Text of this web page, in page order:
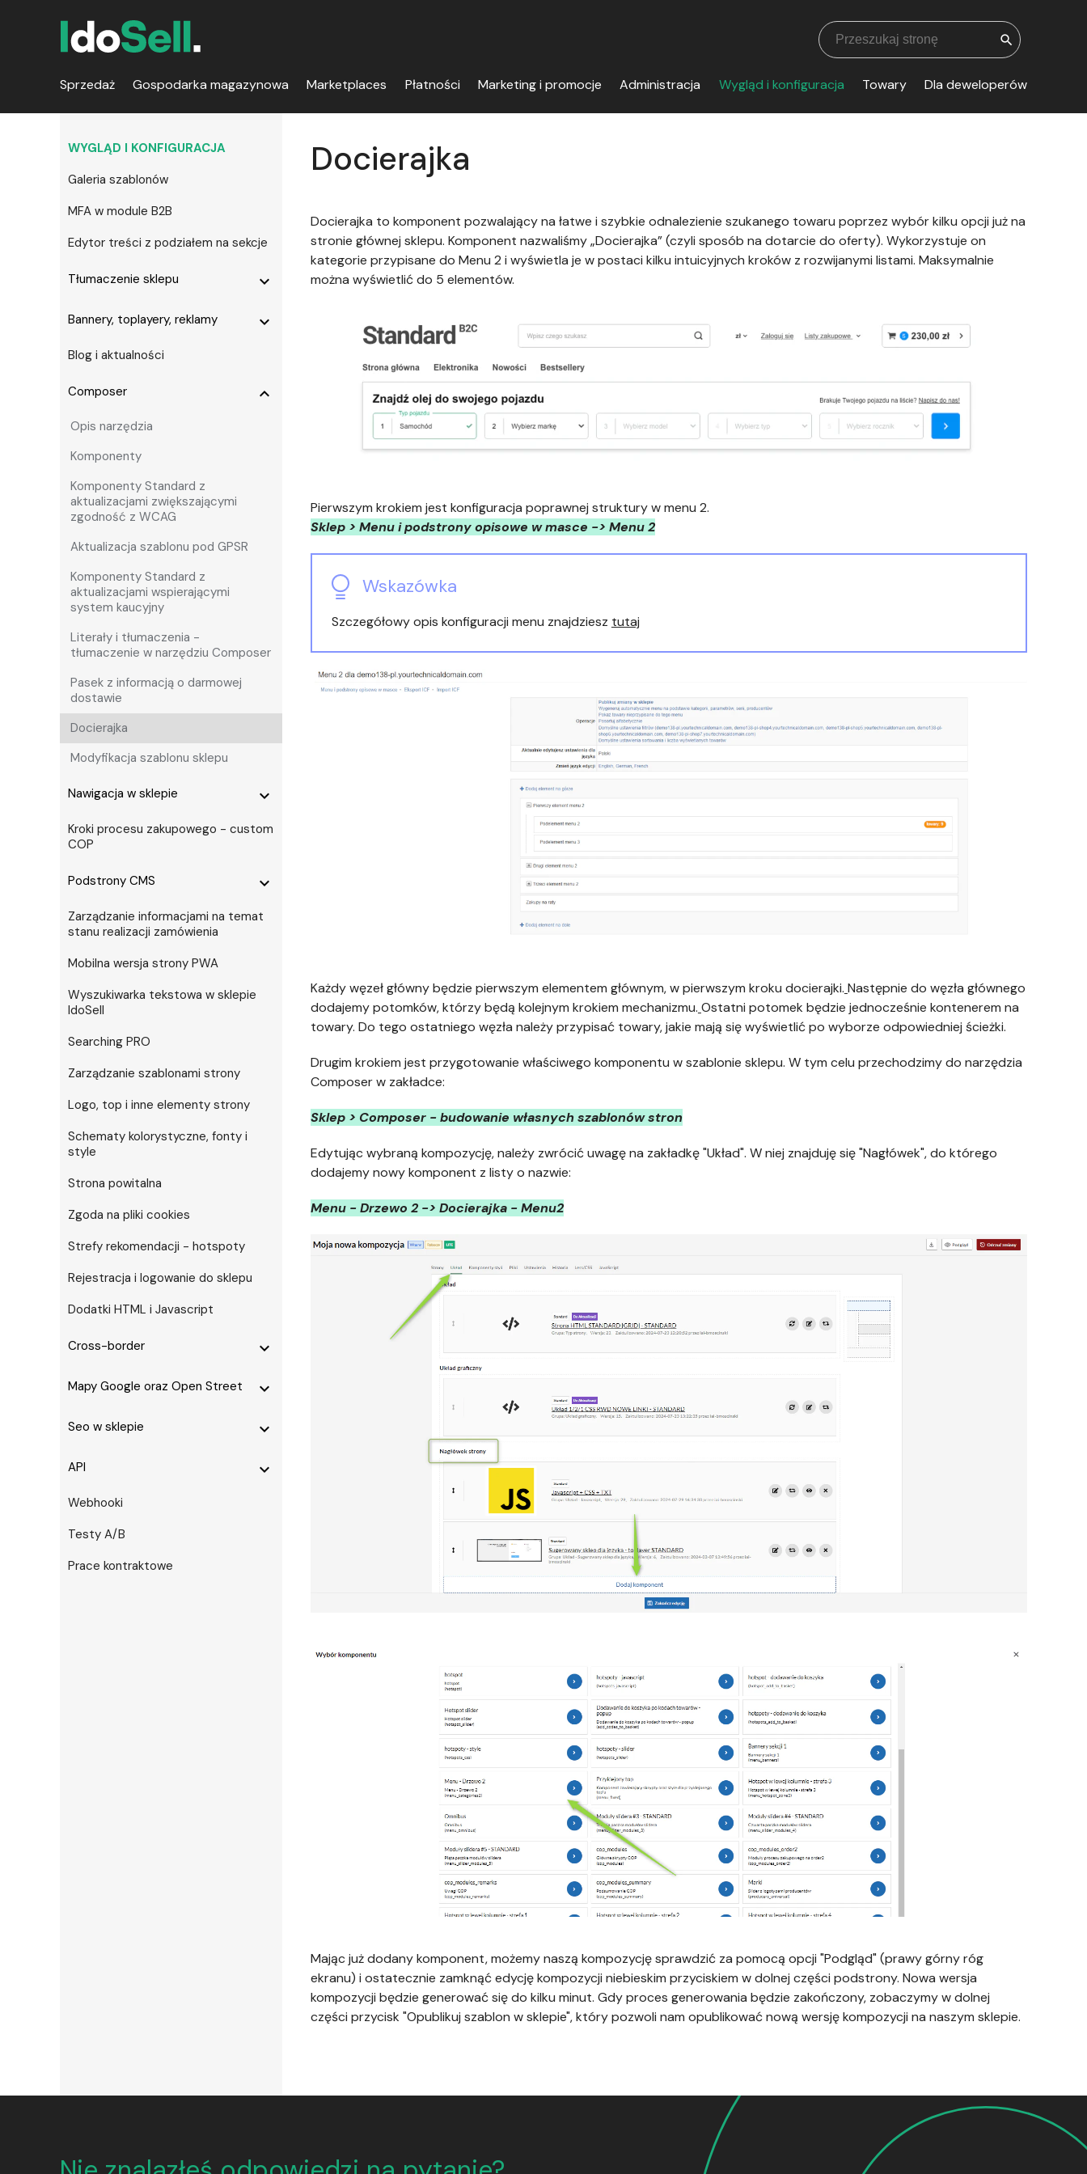
search
Sprzedaż Gospodarka magazynowa Marketplaces Płatności Marketing i promocje Administracja Wygląd i konfiguracja Towary Dla deweloperów
WYGLĄD I KONFIGURACJA
Galeria szablonów
MFA w module B2B
Edytor treści z podziałem na sekcje
Tłumaczenie sklepu expand_more
Bannery, toplayery, reklamy expand_more
Blog i aktualności
Composer expand_more
Opis narzędzia
Komponenty
Komponenty Standard z
aktualizacjami zwiększającymi
zgodność z WCAG
Aktualizacja szablonu pod GPSR
Komponenty Standard z
aktualizacjami wspierającymi
system kaucyjny
Literały i tłumaczenia -
tłumaczenie w narzędziu Composer
Pasek z informacją o darmowej
dostawie
Docierajka
Modyfikacja szablonu sklepu
Nawigacja w sklepie expand_more
Kroki procesu zakupowego - custom
COP
Podstrony CMS expand_more
Zarządzanie informacjami na temat
stanu realizacji zamówienia
Mobilna wersja strony PWA
Wyszukiwarka tekstowa w sklepie
IdoSell
Searching PRO
Zarządzanie szablonami strony
Logo, top i inne elementy strony
Schematy kolorystyczne, fonty i
style
Strona powitalna
Zgoda na pliki cookies
Strefy rekomendacji - hotspoty
Rejestracja i logowanie do sklepu
Dodatki HTML i Javascript
Cross-border expand_more
Mapy Google oraz Open Street expand_more
Seo w sklepie expand_more
API expand_more
Webhooki
Testy A/B
Prace kontraktowe
Docierajka
Docierajka to komponent pozwalający na łatwe i szybkie odnalezienie szukanego towaru poprzez wybór kilku opcji już na
stronie głównej sklepu. Komponent nazwaliśmy „Docierajka” (czyli sposób na dotarcie do oferty). Wykorzystuje on
kategorie przypisane do Menu 2 i wyświetla je w postaci kilku intuicyjnych kroków z rozwijanymi listami. Maksymalnie
można wyświetlić do 5 elementów.
Pierwszym krokiem jest konfiguracja poprawnej struktury w menu 2.
Sklep > Menu i podstrony opisowe w masce -> Menu 2
Wskazówka
Szczegółowy opis konfiguracji menu znajdziesz tutaj
Każdy węzeł główny będzie pierwszym elementem głównym, w pierwszym kroku docierajki. Następnie do węzła głównego
dodajemy potomków, którzy będą kolejnym krokiem mechanizmu. Ostatni potomek będzie jednocześnie kontenerem na
towary. Do tego ostatniego węzła należy przypisać towary, jakie mają się wyświetlić po wyborze odpowiedniej ścieżki.
Drugim krokiem jest przygotowanie właściwego komponentu w szablonie sklepu. W tym celu przechodzimy do narzędzia
Composer w zakładce:
Sklep > Composer - budowanie własnych szablonów stron
Edytując wybraną kompozycję, należy zwrócić uwagę na zakładkę "Układ". W niej znajduję się "Nagłówek", do którego
dodajemy nowy komponent z listy o nazwie:
Menu - Drzewo 2 -> Docierajka - Menu2
Mając już dodany komponent, możemy naszą kompozycję sprawdzić za pomocą opcji "Podgląd" (prawy górny róg
ekranu) i ostatecznie zamknąć edycję kompozycji niebieskim przyciskiem w dolnej części podstrony. Nowa wersja
kompozycji będzie generować się do kilku minut. Gdy proces generowania będzie zakończony, zobaczymy w dolnej
części przycisk "Opublikuj szablon w sklepie", który pozwoli nam opublikować nową wersję kompozycji na naszym sklepie.